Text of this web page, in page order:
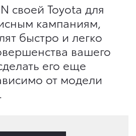
своей Toyota для
кампаниям,
быстро и легко
вашего
его еще
от модели